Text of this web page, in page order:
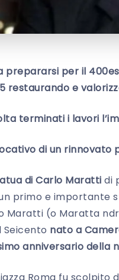
prepararsi per il
restaurando e
terminati i lavori
di un
di Carlo Maratti di
primo e importante
Maratti (o Maratta
nato a
anniversario della